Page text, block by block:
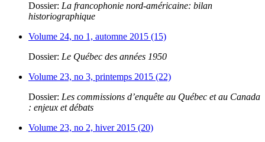
Dossier: La francophonie nord-américaine: bilan
historiographique
Volume 24, no 1, automne 2015 (15)
Dossier: Le Québec des années 1950
Volume 23, no 3, printemps 2015 (22)
Dossier: Les commissions d’enquête au Québec et au Canada
: enjeux et débats
Volume 23, no 2, hiver 2015 (20)